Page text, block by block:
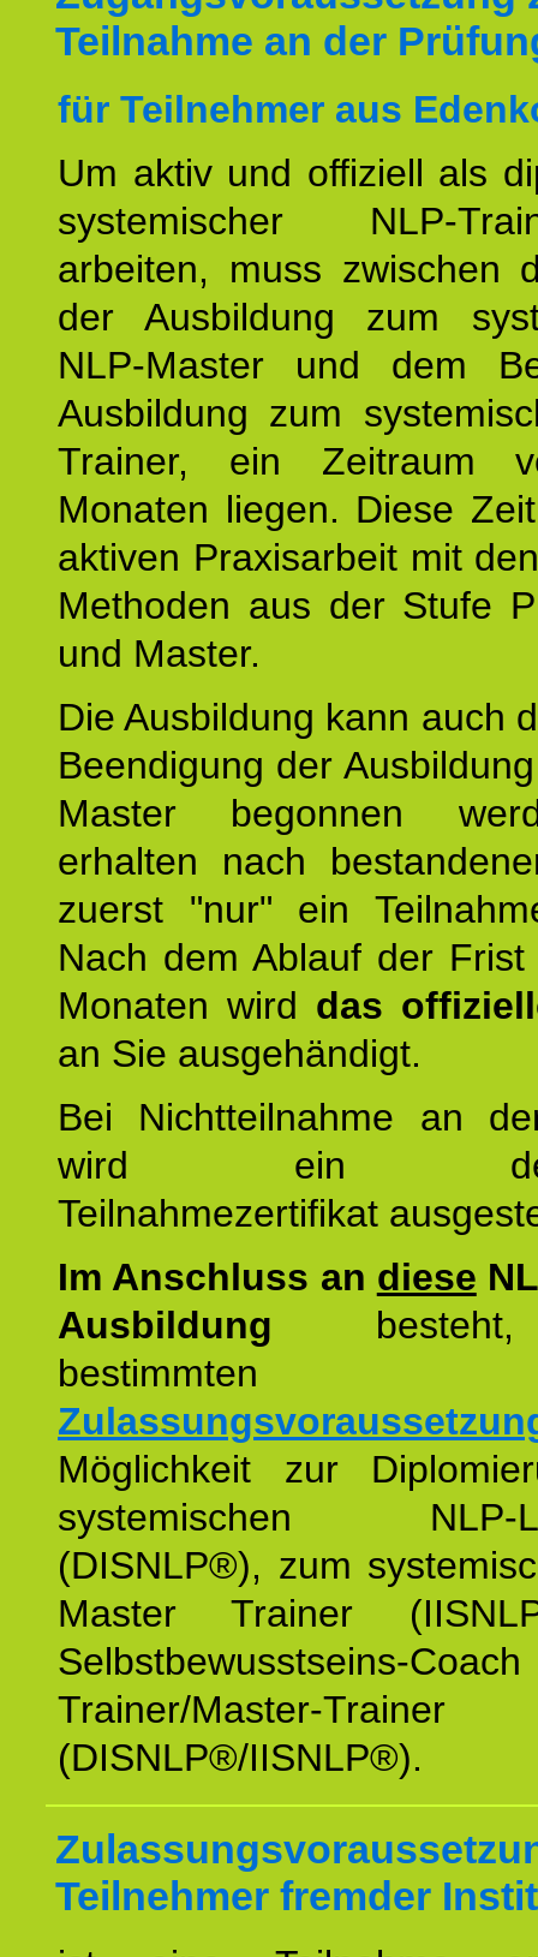
Teilnahme an der
für Teilnehmer aus
Um aktiv und offiziell als
systemischer NLP-
arbeiten, muss zwischen
der Ausbildung zum
NLP-Master und dem
Ausbildung zum
Trainer, ein Zeitraum
Monaten liegen. Diese
aktiven Praxisarbeit mit
Methoden aus der Stufe
und Master.
Die Ausbildung kann auch
Beendigung der
Master begonnen
erhalten nach
zuerst "nur" ein
Nach dem Ablauf der
Monaten wird das
an Sie ausgehändigt.
Bei Nichtteilnahme an
wird ein
Teilnahmezertifikat
Im Anschluss an diese
Ausbildung
bestimmten
Möglichkeit zur
systemischen NLP-
(DISNLP®), zum
Master Trainer
Selbstbewusstseins-
Trainer/Master-Trainer
(DISNLP®/IISNLP®).
Teilnehmer fremder